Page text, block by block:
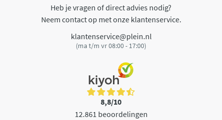
Heb je vragen of direct advies nodig?
Neem contact op met onze klantenservice.
klantenservice@plein.nl
(ma t/m vr 08:00 - 17:00)
8,8/10
12.861 beoordelingen